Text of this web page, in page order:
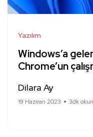
Yazılım
Windows’a
Chrome’un
Dilara Ay
19 Haziran 2023 3dk